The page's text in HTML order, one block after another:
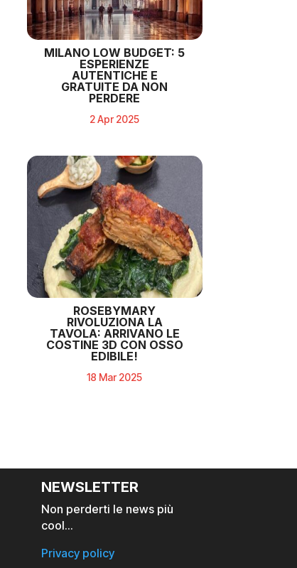
MILANO LOW BUDGET: 5
ESPERIENZE
AUTENTICHE E
GRATUITE DA NON
PERDERE
2 Apr 2025
ROSEBYMARY
RIVOLUZIONA LA
TAVOLA: ARRIVANO LE
COSTINE 3D CON OSSO
EDIBILE!
18 Mar 2025
NEWSLETTER
Non perderti le news più
cool…
Privacy policy